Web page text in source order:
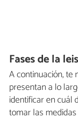
Fases de la
A continuación,
presentan a lo
identificar en cuál
tomar las